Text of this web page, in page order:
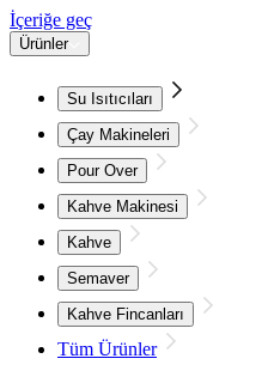
İçeriğe geç
Ürünler
Su Isıtıcıları
Çay Makineleri
Pour Over
Kahve Makinesi
Kahve
Semaver
Kahve Fincanları
Tüm Ürünler